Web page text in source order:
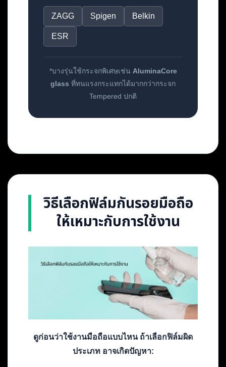
ZAGG Spigen Belkin
ESR
*บางรุ่นใช้กระจกพิเศษเช่น AluminaCore
glass ที่ทนแรงกระแทกได้มากกว่ากระจก
Tempered ปกติ
วิธีเลือกฟิล์มกันรอยมือถือ
ให้เหมาะกับการใช้งาน
ดูก่อนว่าใช้งานมือถือแบบไหน ถ้าเลือกฟิล์มผิด
ประเภท อาจเกิดปัญหา: